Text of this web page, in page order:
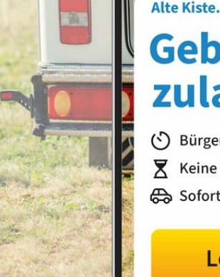
Themen
Umwelt Naturschutz und
und Naturschutz
ist wichtig! Hier erfahren Sie mehr
auch Sie in Haus und Garten oder in